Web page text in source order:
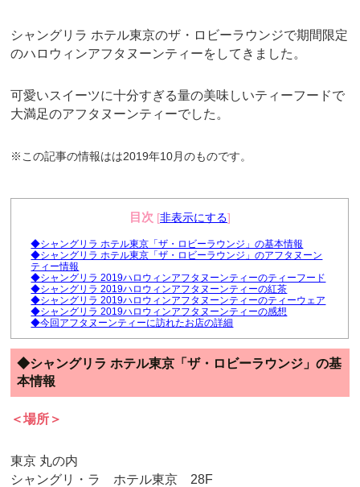
シャングリラ ホテル東京のザ・ロビーラウンジで期間限定
のハロウィンアフタヌーンティーをしてきました。
可愛いスイーツに十分すぎる量の美味しいティーフードで
大満足のアフタヌーンティーでした。
※この記事の情報はは2019年10月のものです。
目次 [非表示にする]
◆シャングリラ ホテル東京「ザ・ロビーラウンジ」の基本情報
◆シャングリラ ホテル東京「ザ・ロビーラウンジ」のアフタヌーン
ティー情報
◆シャングリラ 2019ハロウィンアフタヌーンティーのティーフード
◆シャングリラ 2019ハロウィンアフタヌーンティーの紅茶
◆シャングリラ 2019ハロウィンアフタヌーンティーのティーウェア
◆シャングリラ 2019ハロウィンアフタヌーンティーの感想
◆今回アフタヌーンティーに訪れたお店の詳細
◆シャングリラ ホテル東京「ザ・ロビーラウンジ」の基
本情報
＜場所＞
東京 丸の内
シャングリ・ラ ホテル東京 28F